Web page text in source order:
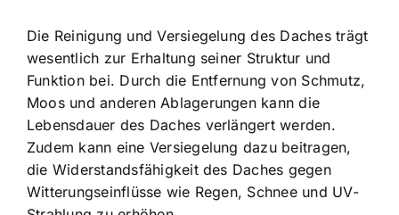
Die Reinigung und Versiegelung des Daches trägt
wesentlich zur Erhaltung seiner Struktur und
Funktion bei. Durch die Entfernung von Schmutz,
Moos und anderen Ablagerungen kann die
Lebensdauer des Daches verlängert werden.
Zudem kann eine Versiegelung dazu beitragen,
die Widerstandsfähigkeit des Daches gegen
Witterungseinflüsse wie Regen, Schnee und UV-